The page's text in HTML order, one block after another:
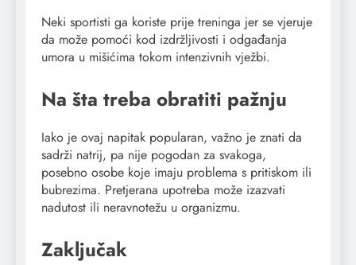
Neki sportisti ga koriste prije treninga jer se vjeruje
da može pomoći kod izdržljivosti i odgađanja
umora u mišićima tokom intenzivnih vježbi.
Na šta treba obratiti pažnju
Iako je ovaj napitak popularan, važno je znati da
sadrži natrij, pa nije pogodan za svakoga,
posebno osobe koje imaju problema s pritiskom ili
bubrezima. Pretjerana upotreba može izazvati
nadutost ili neravnotežu u organizmu.
Zaključak